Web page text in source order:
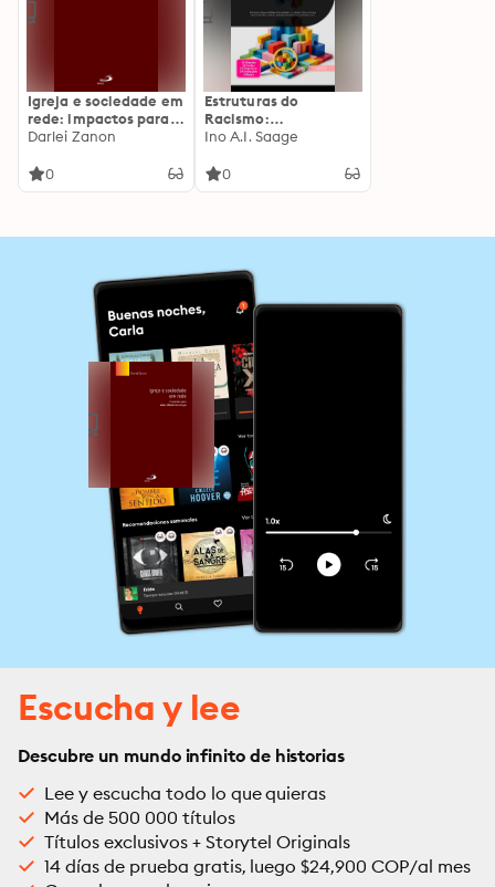
Igreja e sociedade em
rede: impactos para
uma cibereclesiologia
Darlei Zanon
0
Estruturas do
Racismo:
Perspectivas Críticas
Ino A.I. Saage
0
Escucha y lee
Descubre un mundo infinito de historias
Lee y escucha todo lo que quieras
Más de 500 000 títulos
Títulos exclusivos + Storytel Originals
14 días de prueba gratis, luego $24,900 COP/al mes